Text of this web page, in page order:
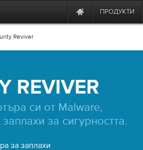
ПРОДУКТИ
Reviver
REVIVER
си от Malware,
за сигурността.
за заплахи